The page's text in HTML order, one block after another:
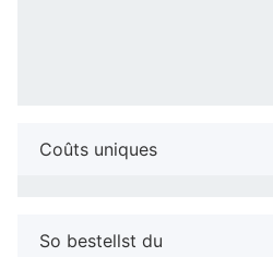
Coûts uniques
So bestellst du